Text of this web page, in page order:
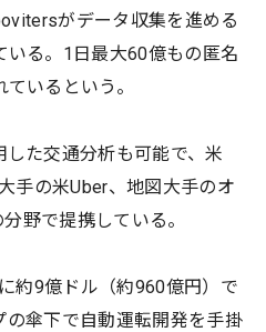
がデータ収集を進める
いる。1日最大60億もの匿名
いるという。
た交通分析も可能で、米
手の米Uber、地図大手のオ
野で提携している。
約9億ドル（約960億円）で
傘下で自動運転開発を手掛